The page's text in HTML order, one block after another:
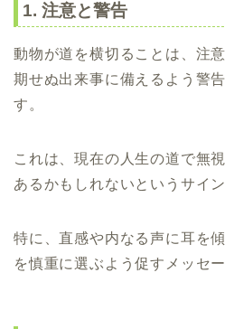
1. 注意と警告
動物が道を横切ることは、注
期せぬ出来事に備えるよう警
す。
これは、現在の人生の道で無
あるかもしれないというサイン
特に、直感や内なる声に耳を
を慎重に選ぶよう促すメッセ